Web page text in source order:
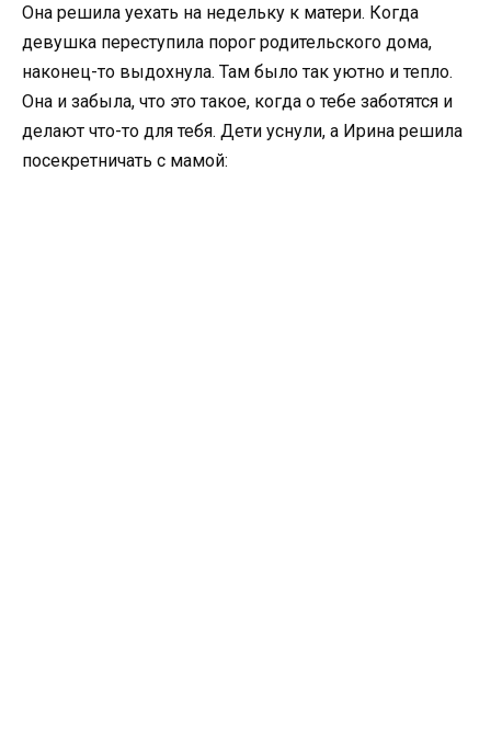
Она решила уехать на недельку к матери. Когда
девушка переступила порог родительского дома,
наконец-то выдохнула. Там было так уютно и тепло.
Она и забыла, что это такое, когда о тебе заботятся и
делают что-то для тебя. Дети уснули, а Ирина решила
посекретничать с мамой: